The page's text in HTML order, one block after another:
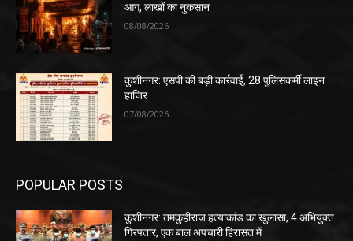
आग, लाखों का नुकसान
08/08/2026
कुशीनगर: एसपी की बड़ी कार्रवाई, 28 पुलिसकर्मी लाइन
हाजिर
07/08/2026
POPULAR POSTS
कुशीनगर: तमकुहीराज हत्याकांड का खुलासा, 4 अभियुक्त
गिरफ्तार, एक बाल अपचारी हिरासत में